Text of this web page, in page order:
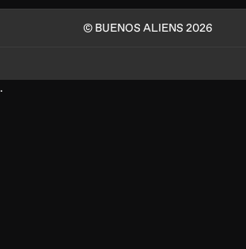
© BUENOS ALIENS 2026
.